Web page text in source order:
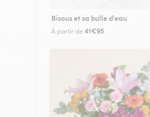
Bisous et sa bulle d'eau
À partir de41€95